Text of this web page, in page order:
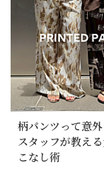
柄パンツって意外
スタッフが教え
こなし術